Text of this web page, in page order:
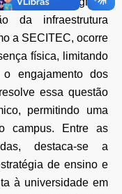
da infraestrutura
a SECITEC, ocorre
física, limitando
engajamento dos
essa questão
permitindo uma
campus.
Entre as
destaca-se a
de ensino e
à universidade em